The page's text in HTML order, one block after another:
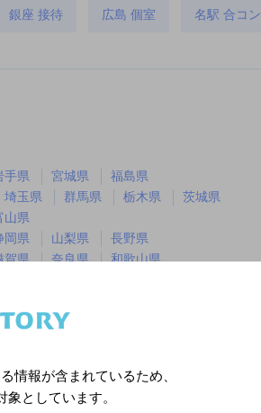
銀座 接待 広島 個室 名駅 合コン
手県 宮城県
福島県
埼玉県 群馬県 栃木県
茨城県
山県
岡県 山梨県
長野県
賀県 奈良県
和歌山県
本県 大分県
情報が含まれているため、
象としています。